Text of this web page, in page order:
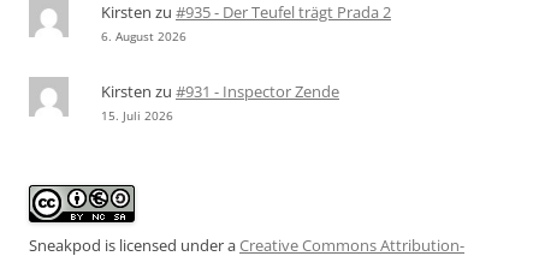
Kirsten zu #935 - Der Teufel trägt Prada 2
6. August 2026
Kirsten zu #931 - Inspector Zende
15. Juli 2026
Sneakpod is licensed under aCreative Commons Attribution-